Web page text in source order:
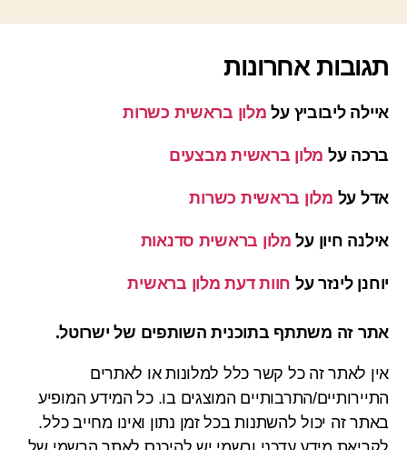
תגובות אחרונות
איילה ליבוביץ על מלון בראשית כשרות
ברכה על מלון בראשית מבצעים
אדל על מלון בראשית כשרות
אילנה חיון על מלון בראשית סדנאות
יוחנן לינזר על חוות דעת מלון בראשית
אתר זה משתתף בתוכנית השותפים של ישרוטל.
אין לאתר זה כל קשר כלל למלונות או לאתרים
התיירותיים/התרבותיים המוצגים בו. כל המידע המופיע
באתר זה יכול להשתנות בכל זמן נתון ואינו מחייב כלל.